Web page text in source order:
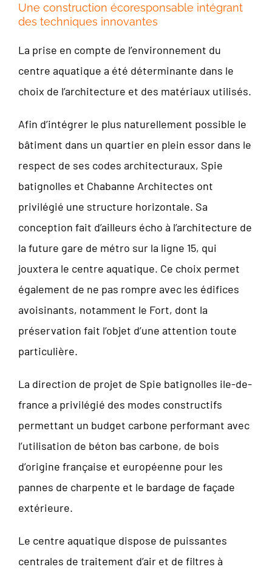
Une construction écoresponsable intégrant
des techniques innovantes
La prise en compte de l’environnement du
centre aquatique a été déterminante dans le
choix de l’architecture et des matériaux utilisés.
Afin d’intégrer le plus naturellement possible le
bâtiment dans un quartier en plein essor dans le
respect de ses codes architecturaux, Spie
batignolles et Chabanne Architectes ont
privilégié une structure horizontale. Sa
conception fait d’ailleurs écho à l’architecture de
la future gare de métro sur la ligne 15, qui
jouxtera le centre aquatique. Ce choix permet
également de ne pas rompre avec les édifices
avoisinants, notamment le Fort, dont la
préservation fait l’objet d’une attention toute
particulière.
La direction de projet de Spie batignolles ile-de-
france a privilégié des modes constructifs
permettant un budget carbone performant avec
l’utilisation de béton bas carbone, de bois
d’origine française et européenne pour les
pannes de charpente et le bardage de façade
extérieure.
Le centre aquatique dispose de puissantes
centrales de traitement d’air et de filtres à